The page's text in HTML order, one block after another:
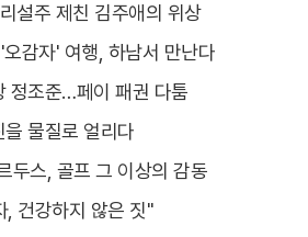
설주 제친 김주애의 위상
감자' 여행, 하남서 만난다
정조준…페이 패권 다툼
물질로 얼리다
두스, 골프 그 이상의 감동
, 건강하지 않은 짓"